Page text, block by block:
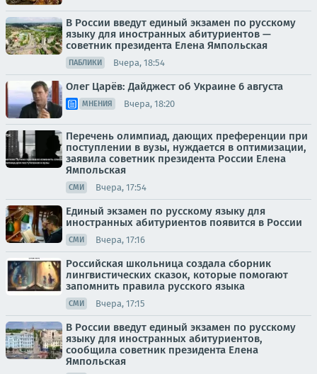
В России введут единый экзамен по русскому
языку для иностранных абитуриентов —
советник президента Елена Ямпольская
ПАБЛИКИ Вчера, 18:54
Олег Царёв: Дайджест об Украине 6 августа
МНЕНИЯ Вчера, 18:20
Перечень олимпиад, дающих преференции при
поступлении в вузы, нуждается в оптимизации,
заявила советник президента России Елена
Ямпольская
СМИ Вчера, 17:54
Единый экзамен по русскому языку для
иностранных абитуриентов появится в России
СМИ Вчера, 17:16
Российская школьница создала сборник
лингвистических сказок, которые помогают
запомнить правила русского языка
СМИ Вчера, 17:15
В России введут единый экзамен по русскому
языку для иностранных абитуриентов,
сообщила советник президента Елена
Ямпольская